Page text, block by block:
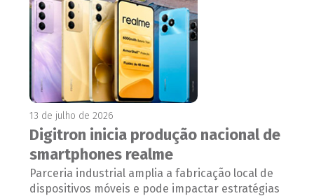
13 de julho de 2026
Digitron inicia produção nacional de
smartphones realme
Parceria industrial amplia a fabricação local de
dispositivos móveis e pode impactar estratégias